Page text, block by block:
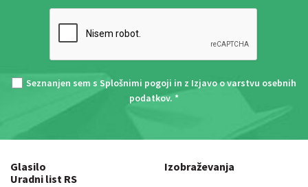
Seznanjen sem s Splošnimi pogoji in z Izjavo o varstvu osebnih
podatkov. *
Glasilo
Uradni list RS
Izobraževanja